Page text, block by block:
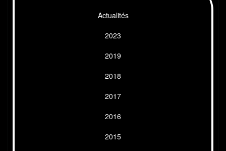
Actualités
2023
2019
2018
2017
2016
2015